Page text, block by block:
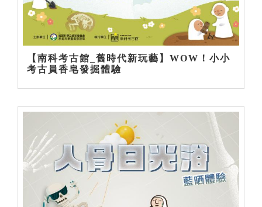
【南科考古館_舊時代新玩藝】WOW！小小
考古員香皂發掘體驗